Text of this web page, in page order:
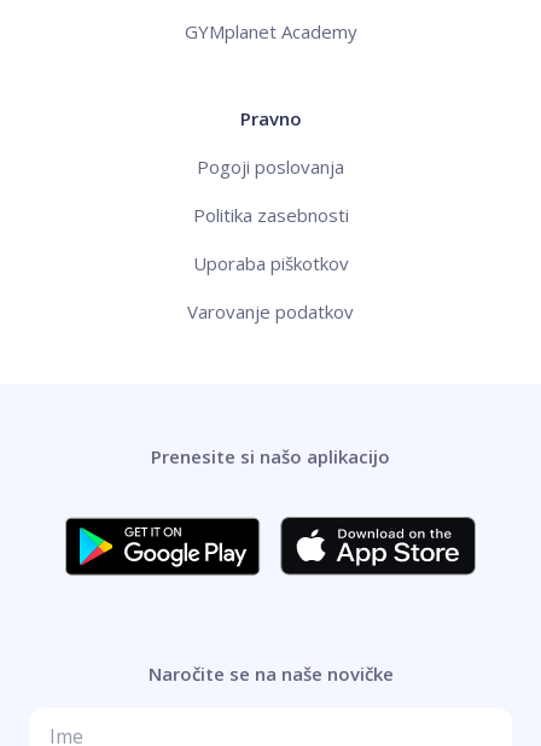
GYMplanet Academy
Pravno
Pogoji poslovanja
Politika zasebnosti
Uporaba piškotkov
Varovanje podatkov
Prenesite si našo aplikacijo
Naročite se na naše novičke